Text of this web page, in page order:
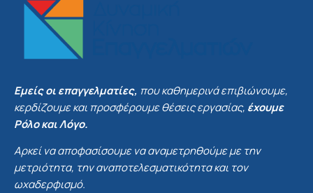
Εμείς οι επαγγελματίες, που καθημερινά επιβιώνουμε,
κερδίζουμε και προσφέρουμε θέσεις εργασίας, έχουμε
Ρόλο και Λόγο.
Αρκεί να αποφασίσουμε να αναμετρηθούμε με την
μετριότητα, την αναποτελεσματικότητα και τον
ωχαδερφισμό.